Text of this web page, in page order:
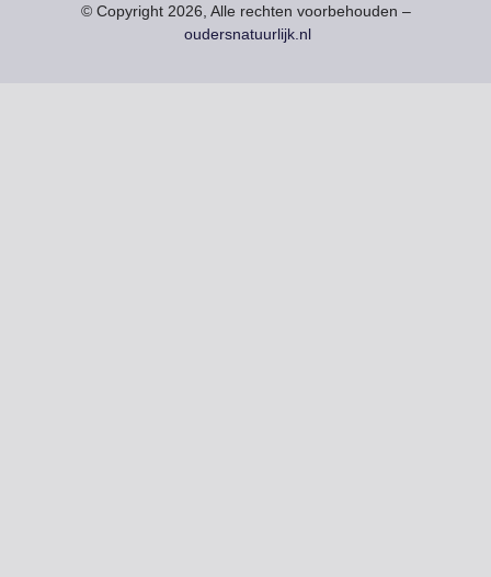
© Copyright 2026, Alle rechten voorbehouden –
oudersnatuurlijk.nl